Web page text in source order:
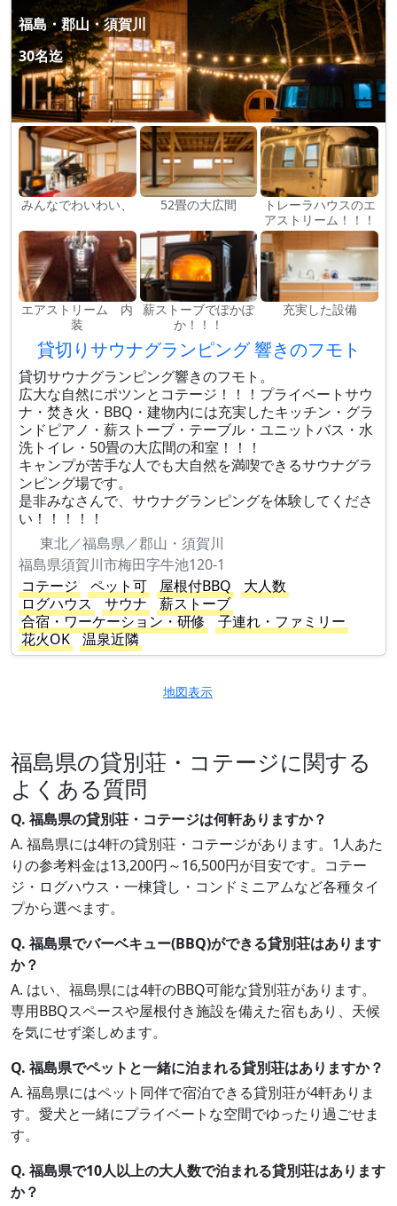
福島・郡山・須賀川
30名迄
みんなでわいわい、 52畳の大広間
トレーラハウスのエ
アストリーム！！！
エアストリーム 内
装
薪ストーブでぽかぽ
か！！！
充実した設備
貸切りサウナグランピング 響きのフモト
貸切サウナグランピング響きのフモト。
広大な自然にポツンとコテージ！！！プライベートサウ
ナ・焚き火・BBQ・建物内には充実したキッチン・グラ
ンドピアノ・薪ストーブ・テーブル・ユニットバス・水
洗トイレ・50畳の大広間の和室！！！
キャンプが苦手な人でも大自然を満喫できるサウナグラ
ンピング場です。
是非みなさんで、サウナグランピングを体験してくださ
い！！！！！
東北／福島県／郡山・須賀川
福島県須賀川市梅田字牛池120-1
コテージ
ペット可 屋根付BBQ
大人数
ログハウス
サウナ
薪ストーブ
合宿・ワーケーション・研修
子連れ・ファミリー
花火OK
温泉近隣
地図表示
福島県の貸別荘・コテージに関する
よくある質問
Q. 福島県の貸別荘・コテージは何軒ありますか？
A. 福島県には4軒の貸別荘・コテージがあります。1人あた
りの参考料金は13,200円～16,500円が目安です。コテー
ジ・ログハウス・一棟貸し・コンドミニアムなど各種タイ
プから選べます。
Q. 福島県でバーベキュー(BBQ)ができる貸別荘はあります
か？
A. はい、福島県には4軒のBBQ可能な貸別荘があります。
専用BBQスペースや屋根付き施設を備えた宿もあり、天候
を気にせず楽しめます。
Q. 福島県でペットと一緒に泊まれる貸別荘はありますか？
A. 福島県にはペット同伴で宿泊できる貸別荘が4軒ありま
す。愛犬と一緒にプライベートな空間でゆったり過ごせま
す。
Q. 福島県で10人以上の大人数で泊まれる貸別荘はあります
か？